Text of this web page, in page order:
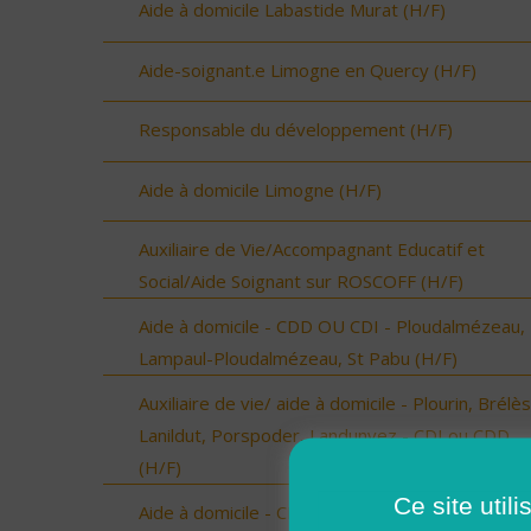
Aide à domicile Labastide Murat (H/F)
Aide-soignant.e Limogne en Quercy (H/F)
Responsable du développement (H/F)
Aide à domicile Limogne (H/F)
Auxiliaire de Vie/Accompagnant Educatif et
Social/Aide Soignant sur ROSCOFF (H/F)
Aide à domicile - CDD OU CDI - Ploudalmézeau,
Lampaul-Ploudalmézeau, St Pabu (H/F)
Auxiliaire de vie/ aide à domicile - Plourin,
Lanildut, Porspoder, Landunvez - CDI ou CDD
(H/F)
Aide à domicile - CDD ou CDI - St Renan (H/F)
Ce site